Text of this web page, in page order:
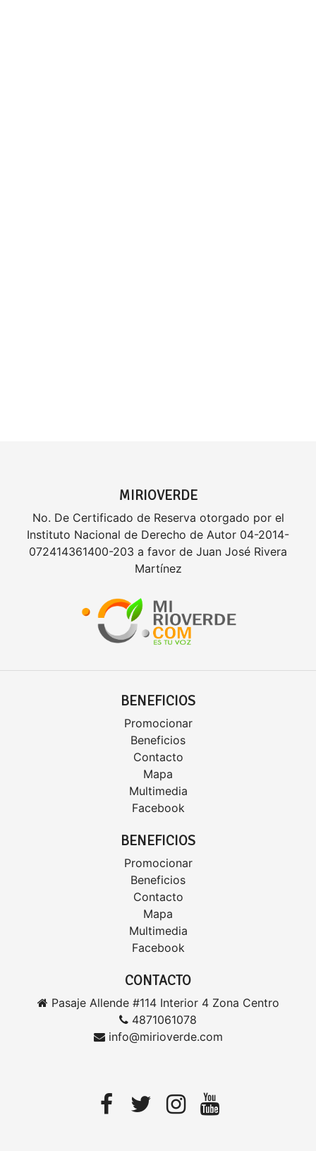
MIRIOVERDE
No. De Certificado de Reserva otorgado por el
Instituto Nacional de Derecho de Autor 04-2014-
072414361400-203 a favor de Juan José Rivera
Martínez
BENEFICIOS
Promocionar
Beneficios
Contacto
Mapa
Multimedia
Facebook
BENEFICIOS
Promocionar
Beneficios
Contacto
Mapa
Multimedia
Facebook
CONTACTO
Pasaje Allende #114 Interior 4 Zona Centro
4871061078
info@mirioverde.com